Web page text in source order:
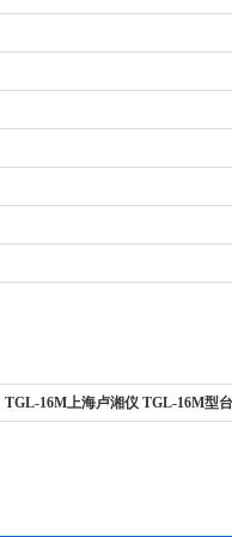
TGL-16M上海卢湘仪 TGL-16M型